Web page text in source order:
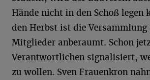
Hände nicht in den Schoß legen
den Herbst ist die Versammlung
Mitglieder anberaumt. Schon
Verantwortlichen signalisiert,
zu wollen. Sven Frauenkron